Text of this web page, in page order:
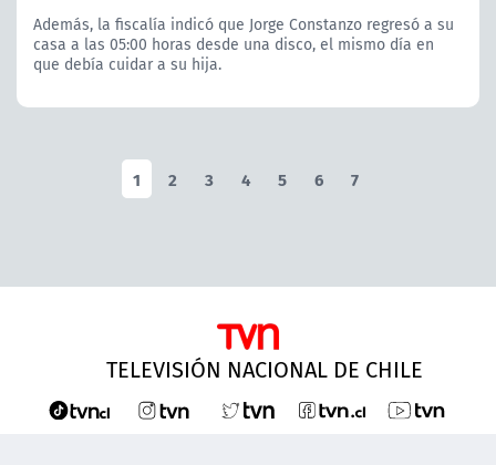
Además, la fiscalía indicó que Jorge Constanzo regresó a su
casa a las 05:00 horas desde una disco, el mismo día en
que debía cuidar a su hija.
1 2 3 4 5 6 7
TELEVISIÓN NACIONAL DE CHILE